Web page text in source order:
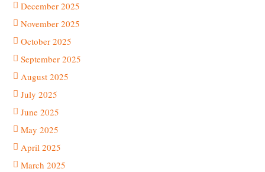
December 2025
November 2025
October 2025
September 2025
August 2025
July 2025
June 2025
May 2025
April 2025
March 2025